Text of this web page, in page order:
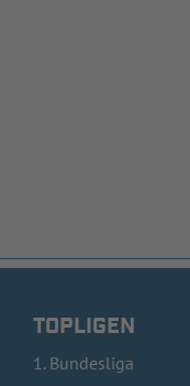
TOPLIGEN
1. Bundesliga